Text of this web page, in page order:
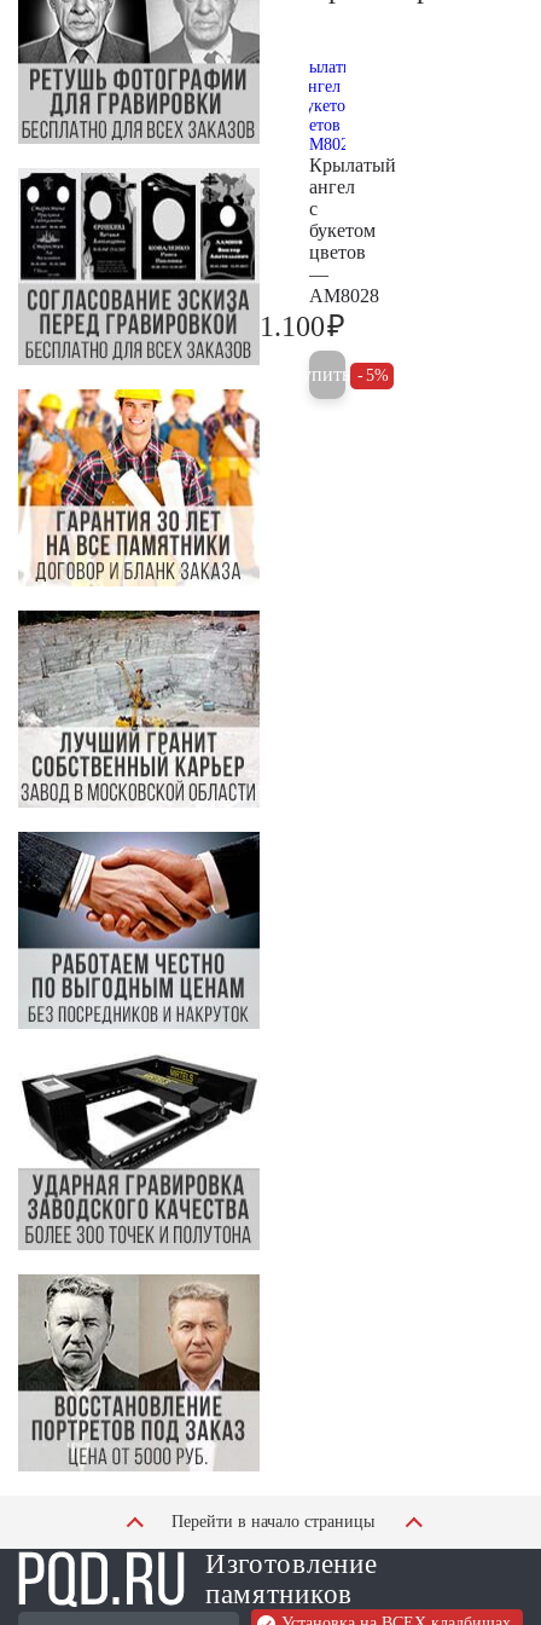
Крылатый
ангел
с
букетом
цветов
—
AM8028
1.100₽
Купить 5%
Перейти в начало страницы
Изготовление
памятников